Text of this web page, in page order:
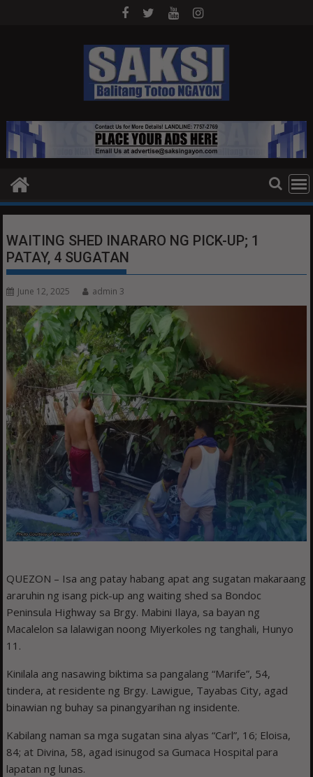
WAITING SHED INARARO NG PICK-UP; 1
PATAY, 4 SUGATAN
June 12, 2025 admin 3
QUEZON – Isa ang patay habang apat ang sugatan makaraang
araruhin ng isang pick-up ang waiting shed sa Bondoc
Peninsula Highway sa Brgy. Mabini Ilaya, sa bayan ng
Macalelon sa lalawigan noong Miyerkoles ng tanghali, Hunyo
11.
Kinilala ang nasawing biktima sa pangalang “Marife”, 54,
tindera, at residente ng Brgy. Lawigue, Tayabas City, agad
binawian ng buhay sa pinangyarihan ng insidente.
Kabilang naman sa mga sugatan sina alyas “Carl”, 16; Eloisa,
84; at Divina, 58, agad isinugod sa Gumaca Hospital para
lapatan ng lunas.